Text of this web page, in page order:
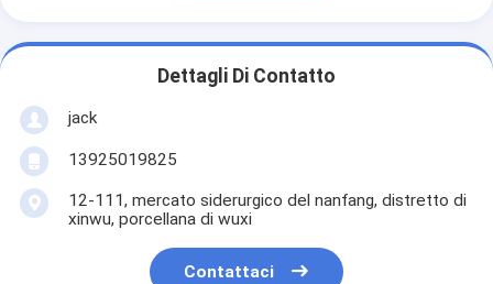
Dettagli Di Contatto
jack
13925019825
12-111, mercato siderurgico del nanfang, distretto di
xinwu, porcellana di wuxi
Contattaci